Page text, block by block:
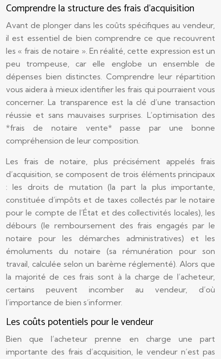
Comprendre la structure des frais d’acquisition
Avant de plonger dans les coûts spécifiques au vendeur,
il est essentiel de bien comprendre ce que recouvrent
les « frais de notaire ». En réalité, cette expression est un
peu trompeuse, car elle englobe un ensemble de
dépenses bien distinctes. Comprendre leur répartition
vous aidera à mieux identifier les frais qui pourraient vous
concerner. La transparence est la clé d’une transaction
réussie et sans mauvaises surprises. L’optimisation des
*frais de notaire vente* passe par une bonne
compréhension de leur composition.
Les frais de notaire, plus précisément appelés frais
d’acquisition, se composent de trois éléments principaux
: les droits de mutation (la part la plus importante,
constituée d’impôts et de taxes collectés par le notaire
pour le compte de l’État et des collectivités locales), les
débours (le remboursement des frais engagés par le
notaire pour les démarches administratives) et les
émoluments du notaire (sa rémunération pour son
travail, calculée selon un barème réglementé). Alors que
la majorité de ces frais sont à la charge de l’acheteur,
certains peuvent incomber au vendeur, d’où
l’importance de bien s’informer.
Les coûts potentiels pour le vendeur
Bien que l’acheteur prenne en charge une part
importante des frais d’acquisition, le vendeur n’est pas